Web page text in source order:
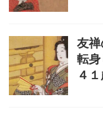
友
転
４